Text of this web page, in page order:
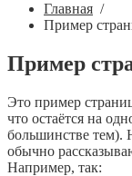
Главная /
Пример
Пример
Это пример
что остаётся на
большинстве тем).
обычно
Например, так: